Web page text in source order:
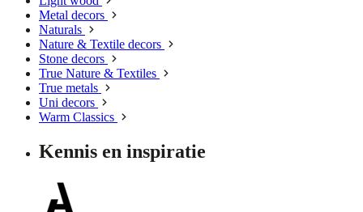
Metal decors
Naturals
Nature & Textile decors
Stone decors
True Nature & Textiles
True metals
Uni decors
Warm Classics
Kennis en inspiratie